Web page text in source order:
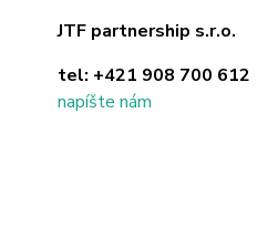
JTF partnership s.r.o.
tel: +421 908 700 612
napíšte nám